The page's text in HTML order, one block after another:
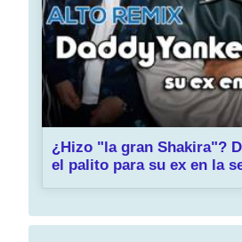
¿Hizo "la gran Shakira"?
el palito para su ex en la